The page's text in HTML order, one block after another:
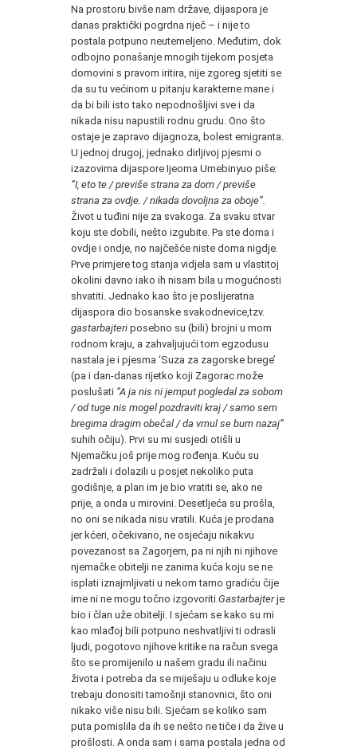
Na prostoru bivše nam države, dijaspora je
danas praktički pogrdna riječ – i nije to
postala potpuno neutemeljeno. Međutim, dok
odbojno ponašanje mnogih tijekom posjeta
domovini s pravom iritira, nije zgoreg sjetiti se
da su tu većinom u pitanju karakterne mane i
da bi bili isto tako nepodnošljivi sve i da
nikada nisu napustili rodnu grudu. Ono što
ostaje je zapravo dijagnoza, bolest emigranta.
U jednoj drugoj, jednako dirljivoj pjesmi o
izazovima dijaspore Ijeoma Umebinyuo piše:
“I, eto te / previše strana za dom / previše
strana za ovdje. / nikada dovoljna za oboje”.
Život u tuđini nije za svakoga. Za svaku stvar
koju ste dobili, nešto izgubite. Pa ste doma i
ovdje i ondje, no najčešće niste doma nigdje.
Prve primjere tog stanja vidjela sam u vlastitoj
okolini davno iako ih nisam bila u mogućnosti
shvatiti. Jednako kao što je poslijeratna
dijaspora dio bosanske svakodnevice,tzv.
gastarbajteri posebno su (bili) brojni u mom
rodnom kraju, a zahvaljujući tom egzodusu
nastala je i pjesma ‘Suza za zagorske brege’
(pa i dan-danas rijetko koji Zagorac može
poslušati “A ja nis ni jemput pogledal za sobom
/ od tuge nis mogel pozdraviti kraj / samo sem
bregima dragim obečal / da vrnul se bum nazaj”
suhih očiju). Prvi su mi susjedi otišli u
Njemačku još prije mog rođenja. Kuću su
zadržali i dolazili u posjet nekoliko puta
godišnje, a plan im je bio vratiti se, ako ne
prije, a onda u mirovini. Desetljeća su prošla,
no oni se nikada nisu vratili. Kuća je prodana
jer kćeri, očekivano, ne osjećaju nikakvu
povezanost sa Zagorjem, pa ni njih ni njihove
njemačke obitelji ne zanima kuća koju se ne
isplati iznajmljivati u nekom tamo gradiću čije
ime ni ne mogu točno izgovoriti. Gastarbajterje
bio i član uže obitelji. I sjećam se kako su mi
kao mlađoj bili potpuno neshvatljivi ti odrasli
ljudi, pogotovo njihove kritike na račun svega
što se promijenilo u našem gradu ili načinu
života i potreba da se miješaju u odluke koje
trebaju donositi tamošnji stanovnici, što oni
nikako više nisu bili. Sjećam se koliko sam
puta pomislila da ih se nešto ne tiče i da žive u
prošlosti. A onda sam i sama postala jedna od